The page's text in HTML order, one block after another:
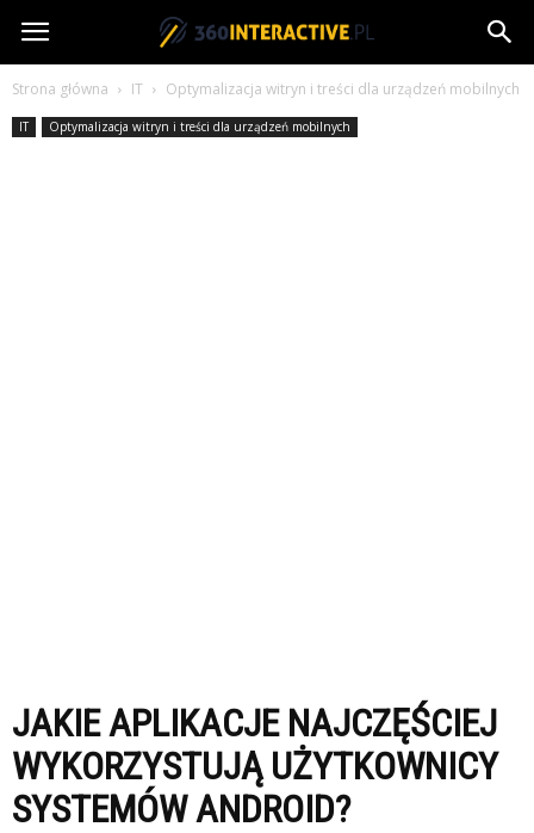
360interactive.pl
Strona główna IT Optymalizacja witryn i treści dla urządzeń mobilnych
IT Optymalizacja witryn i treści dla urządzeń mobilnych
JAKIE APLIKACJE NAJCZĘŚCIEJ
WYKORZYSTUJĄ UŻYTKOWNICY
SYSTEMÓW ANDROID?